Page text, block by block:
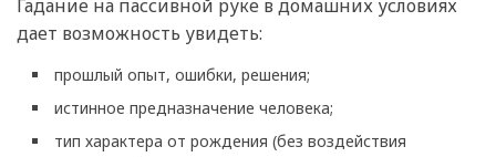
Гадание на пассивной руке в домашних условиях
дает возможность увидеть:
прошлый опыт, ошибки, решения;
истинное предназначение человека;
тип характера от рождения (без воздействия